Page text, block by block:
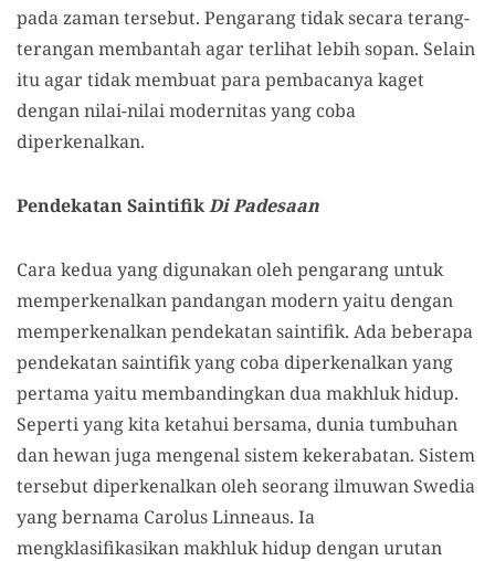
pada zaman tersebut. Pengarang tidak secara terang-
terangan membantah agar terlihat lebih sopan. Selain
itu agar tidak membuat para pembacanya kaget
dengan nilai-nilai modernitas yang coba
diperkenalkan.
Pendekatan SaintifikDi Padesaan
Cara kedua yang digunakan oleh pengarang untuk
memperkenalkan pandangan modern yaitu dengan
memperkenalkan pendekatan saintifik. Ada beberapa
pendekatan saintifik yang coba diperkenalkan yang
pertama yaitu membandingkan dua makhluk hidup.
Seperti yang kita ketahui bersama, dunia tumbuhan
dan hewan juga mengenal sistem kekerabatan. Sistem
tersebut diperkenalkan oleh seorang ilmuwan Swedia
yang bernama Carolus Linneaus. Ia
mengklasifikasikan makhluk hidup dengan urutan